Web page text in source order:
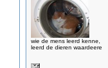
wie de mens leerd kenne,
leerd de dieren waardeere